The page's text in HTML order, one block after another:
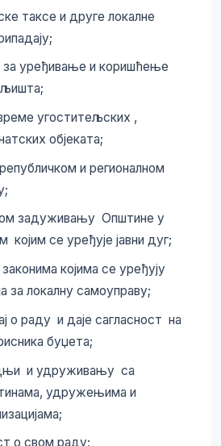
таксе и друге локалне
за уређивање и коришћење
угоститељских ,
објеката;
и регионалном
задуживању Општине у
којим се уређује јавни дуг;
којима се уређују
за локалну самоуправу;
о раду и даје сагласност на
буџета;
и удруживању са
удружењима и
о свом раду;